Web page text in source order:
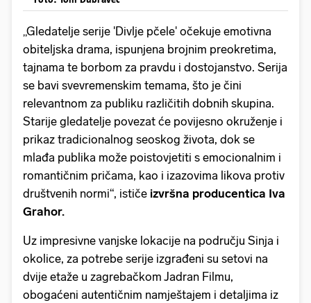
„Gledatelje serije 'Divlje pčele' očekuje emotivna
obiteljska drama, ispunjena brojnim preokretima,
tajnama te borbom za pravdu i dostojanstvo. Serija
se bavi svevremenskim temama, što je čini
relevantnom za publiku različitih dobnih skupina.
Starije gledatelje povezat će povijesno okruženje i
prikaz tradicionalnog seoskog života, dok se
mlađa publika može poistovjetiti s emocionalnim i
romantičnim pričama, kao i izazovima likova protiv
društvenih normi“, ističe izvršna producentica Iva
Grahor.
Uz impresivne vanjske lokacije na području Sinja i
okolice, za potrebe serije izgrađeni su setovi na
dvije etaže u zagrebačkom Jadran Filmu,
obogaćeni autentičnim namještajem i detaljima iz